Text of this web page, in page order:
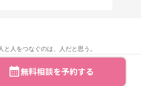
無料相談を予約する
と人をつなぐのは、人だと思う。